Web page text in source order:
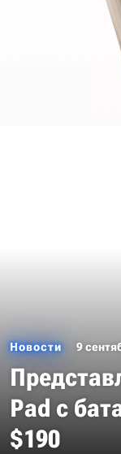
Новости 9
Pad с
$190